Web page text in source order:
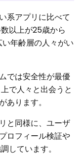
系アプリに比べて
以上が25歳から
年齢層の人々がい
では安全性が最優
で人々と出会うと
あります。
と同様に、ユーザ
ロフィール検証や
しています。